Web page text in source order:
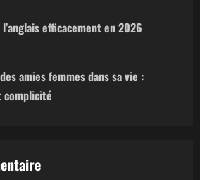
efficacement en 2026
amies femmes dans sa vie :
complicité